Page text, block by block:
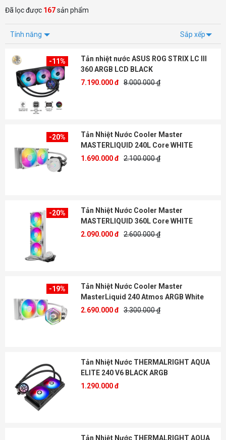
Đã lọc được 167sản phẩm
Tính năng Sắp xếp
-11%
Tản nhiệt nước ASUS ROG STRIX LC III
360 ARGB LCD BLACK
7.190.000 đ 8.000.000 ₫
-20%
Tản Nhiệt Nước Cooler Master
MASTERLIQUID 240L Core WHITE
1.690.000 đ 2.100.000 ₫
-20%
Tản Nhiệt Nước Cooler Master
MASTERLIQUID 360L Core WHITE
2.090.000 đ 2.600.000 ₫
-19%
Tản Nhiệt Nước Cooler Master
MasterLiquid 240 Atmos ARGB White
2.690.000 đ 3.300.000 ₫
Tản Nhiệt Nước THERMALRIGHT AQUA
ELITE 240 V6 BLACK ARGB
1.290.000 đ
Tản Nhiệt Nước THERMALRIGHT AQUA